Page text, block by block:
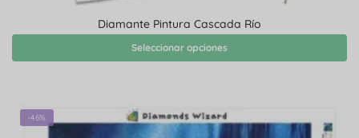
Diamante Pintura Cascada Río
Seleccionar opciones
-46%